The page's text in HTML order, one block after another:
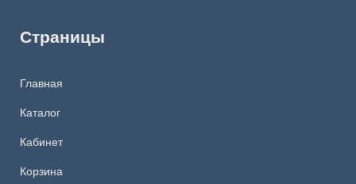
Страницы
Главная
Каталог
Кабинет
Корзина